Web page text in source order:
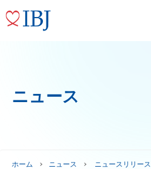
ニュース
ホーム ニュース
ニュースリリース